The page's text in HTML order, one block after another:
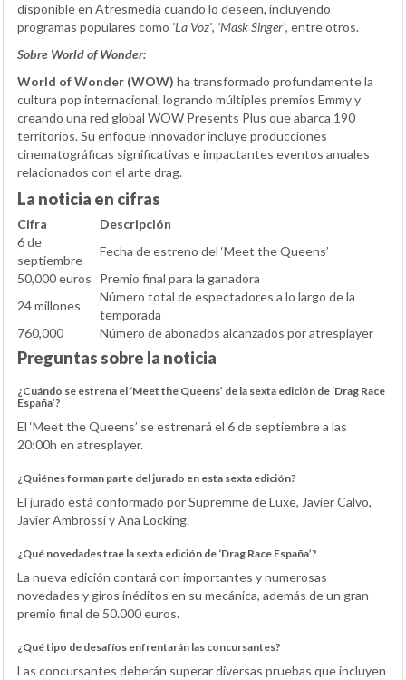
disponible en Atresmedia cuando lo deseen, incluyendo
programas populares como 'La Voz', 'Mask Singer', entre otros.
Sobre World of Wonder:
World of Wonder (WOW) ha transformado profundamente la
cultura pop internacional, logrando múltiples premios Emmy y
creando una red global WOW Presents Plus que abarca 190
territorios. Su enfoque innovador incluye producciones
cinematográficas significativas e impactantes eventos anuales
relacionados con el arte drag.
La noticia en cifras
Cifra
Descripción
6 de
septiembre
Fecha de estreno del ‘Meet the Queens’
50,000 euros
Premio final para la ganadora
24 millones
Número total de espectadores a lo largo de la
temporada
760,000
Número de abonados alcanzados por atresplayer
Preguntas sobre la noticia
¿Cuándo se estrena el ‘Meet the Queens’ de la sexta edición de ‘Drag Race
España’?
El ‘Meet the Queens’ se estrenará el 6 de septiembre a las
20:00h en atresplayer.
¿Quiénes forman parte del jurado en esta sexta edición?
El jurado está conformado por Supremme de Luxe, Javier Calvo,
Javier Ambrossi y Ana Locking.
¿Qué novedades trae la sexta edición de ‘Drag Race España’?
La nueva edición contará con importantes y numerosas
novedades y giros inéditos en su mecánica, además de un gran
premio final de 50.000 euros.
¿Qué tipo de desafíos enfrentarán las concursantes?
Las concursantes deberán superar diversas pruebas que incluyen